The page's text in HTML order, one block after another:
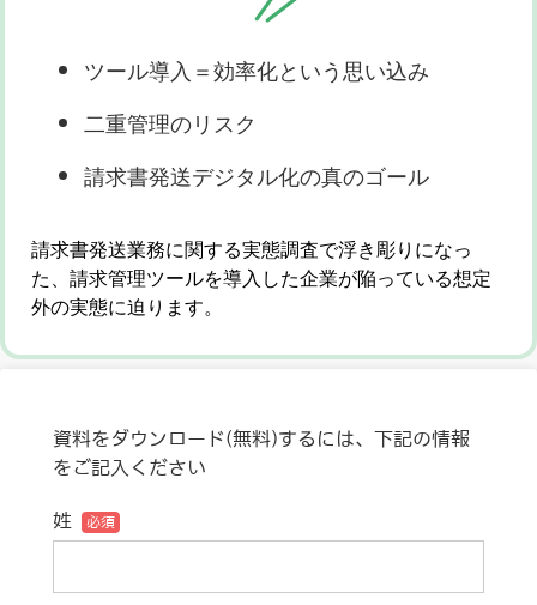
ツール導入＝効率化という思い込み
二重管理のリスク
請求書発送デジタル化の真のゴール
請求書発送業務に関する実態調査で浮き彫りになっ
た、請求管理ツールを導入した企業が陥っている想定
外の実態に迫ります。